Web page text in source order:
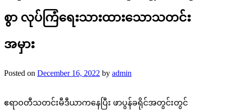
စွာ လုပ်ကြံရေးသားထားသောသတင်း
အမှား
Posted on December 16, 2022 by admin
ဧရာဝတီသတင်းမီဒီယာကနေပြီး ဖာပွန်ခရိုင်အတွင်းတွင်